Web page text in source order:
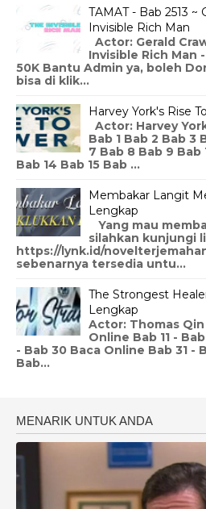
TAMAT - Bab 2513 ~
Invisible Rich Man
Actor: Gerald
Invisible Rich Man
50K Bantu Admin ya, boleh
bisa di klik...
Harvey York's Rise
Actor: Harvey
Bab 1 Bab 2 Bab 3
7 Bab 8 Bab 9 Bab
Bab 14 Bab 15 Bab ...
Membakar Langit
Lengkap
Yang mau
silahkan kunjungi
https://lynk.id/
sebenarnya tersedia untu...
The Strongest
Lengkap
Actor: Thomas Qin
Online Bab 11 -
- Bab 30 Baca Online Bab 31 -
Bab...